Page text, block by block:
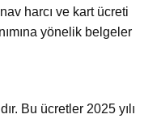
harcı ve kart ücreti
yönelik belgeler
Bu ücretler 2025 yılı